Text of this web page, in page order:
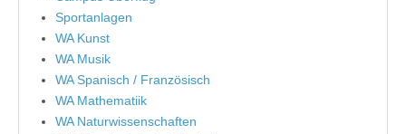
Sportanlagen
WA Kunst
WA Musik
WA Spanisch / Französisch
WA Mathematiik
WA Naturwissenschaften